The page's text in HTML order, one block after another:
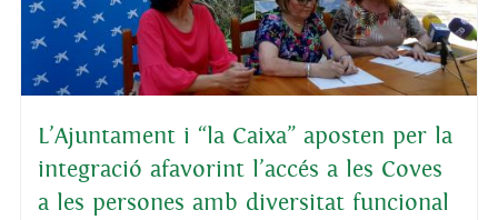
L’Ajuntament i “la Caixa” aposten per la
integració afavorint l’accés a les Coves
a les persones amb diversitat funcional